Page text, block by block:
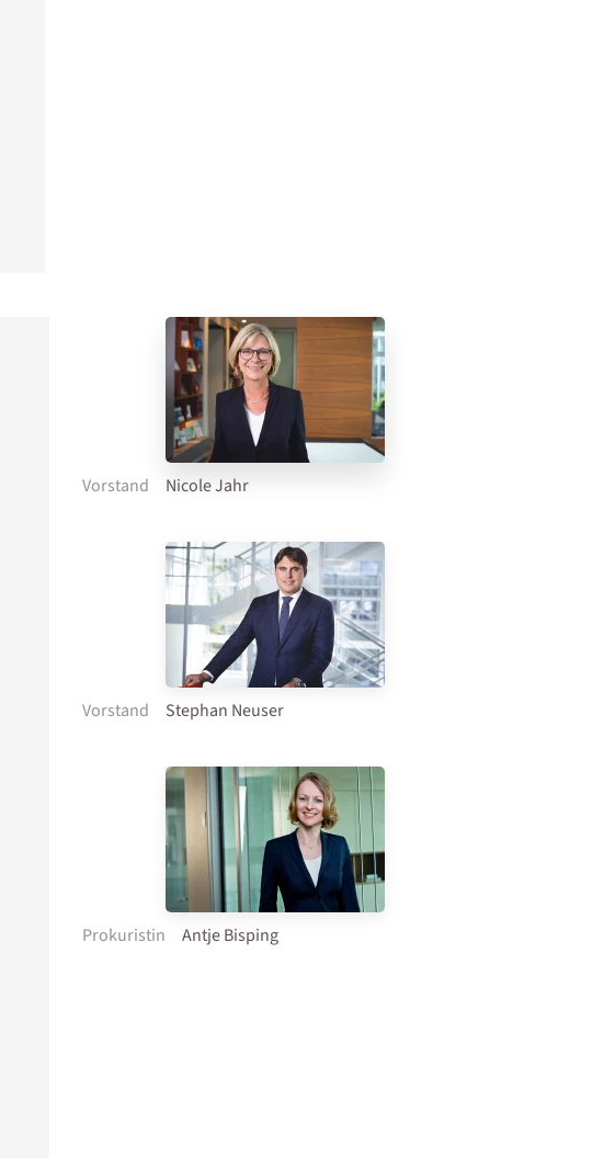
Vorstand Nicole Jahr
Vorstand Stephan Neuser
Prokuristin Antje Bisping